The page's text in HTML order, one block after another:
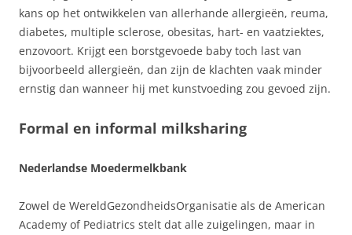
kans op het ontwikkelen van allerhande allergieën, reuma,
diabetes, multiple sclerose, obesitas, hart- en vaatziektes,
enzovoort. Krijgt een borstgevoede baby toch last van
bijvoorbeeld allergieën, dan zijn de klachten vaak minder
ernstig dan wanneer hij met kunstvoeding zou gevoed zijn.
Formal en informal milksharing
Nederlandse Moedermelkbank
Zowel de WereldGezondheidsOrganisatie als de American
Academy of Pediatrics stelt dat alle zuigelingen, maar in